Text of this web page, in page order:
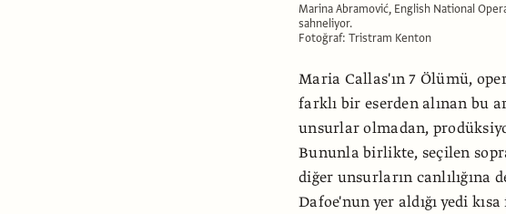
Marina Abramović, English National
sahneliyor.
Fotoğraf: Tristram Kenton
Maria Callas'ın 7 Ölümü,
farklı bir eserden alınan bu
unsurlar olmadan,
Bununla birlikte, seçilen
diğer unsurların
Dafoe'nun yer aldığı yedi